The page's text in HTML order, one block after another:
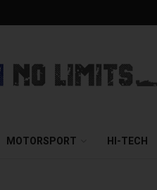
MOTORSPORT HI-TECH